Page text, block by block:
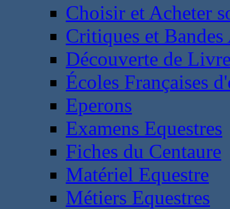
Choisir et Acheter
Critiques et
Découverte de
Écoles Françaises
Eperons
Examens Equestres
Fiches du Centaure
Matériel Equestre
Métiers Equestres